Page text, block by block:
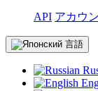
API アカウ
言語